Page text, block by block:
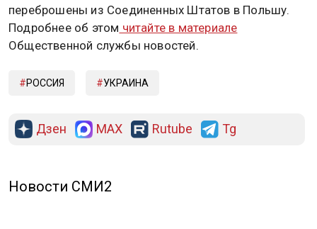
переброшены из Соединенных Штатов в Польшу.
Подробнее об этом читайте в материале
Общественной службы новостей.
РОССИЯ УКРАИНА
Дзен MAX Rutube Tg
Новости СМИ2